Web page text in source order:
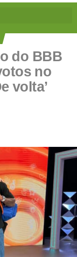
do BBB
no
volta’